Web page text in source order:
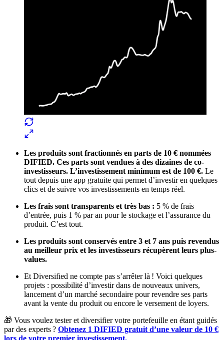
Les produits sont fractionnés en parts de 10 € nommées
DIFIED. Ces parts sont vendues à des dizaines de co-
investisseurs. L’investissement minimum est de 100 €. Le
tout depuis une app gratuite qui permet d’investir en quelques
clics et de suivre vos investissements en temps réel.
Les frais sont transparents et très bas : 5 % de frais
d’entrée, puis 1 % par an pour le stockage et l’assurance du
produit. C’est tout.
Les produits sont conservés entre 3 et 7 ans puis revendus
au meilleur prix et les investisseurs récupèrent leurs plus-
values.
Et Diversified ne compte pas s’arrêter là ! Voici quelques
projets : possibilité d’investir dans de nouveaux univers,
lancement d’un marché secondaire pour revendre ses parts
avant la vente du produit ou encore le versement de loyers.
🎁 Vous voulez tester et diversifier votre portefeuille en étant guidés
par des experts ? Obtenez 1 DIFIED gratuit d’une valeur de 10 €